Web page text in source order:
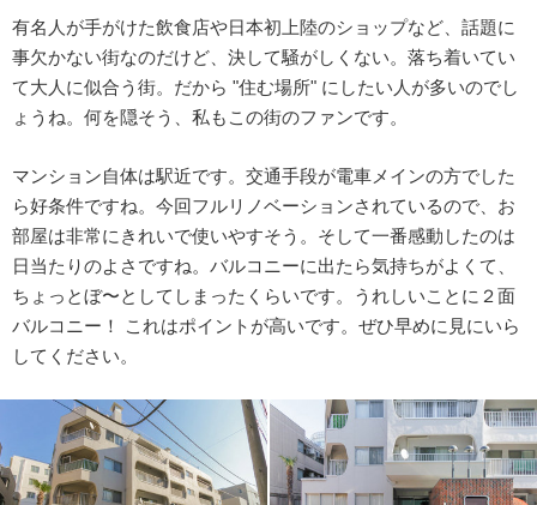
有名人が手がけた飲食店や日本初上陸のショップなど、話題に
事欠かない街なのだけど、決して騒がしくない。落ち着いてい
て大人に似合う街。だから "住む場所" にしたい人が多いのでし
ょうね。何を隠そう、私もこの街のファンです。
マンション自体は駅近です。交通手段が電車メインの方でした
ら好条件ですね。今回フルリノベーションされているので、お
部屋は非常にきれいで使いやすそう。そして一番感動したのは
日当たりのよさですね。バルコニーに出たら気持ちがよくて、
ちょっとぼ〜としてしまったくらいです。うれしいことに２面
バルコニー！ これはポイントが高いです。ぜひ早めに見にいら
してください。